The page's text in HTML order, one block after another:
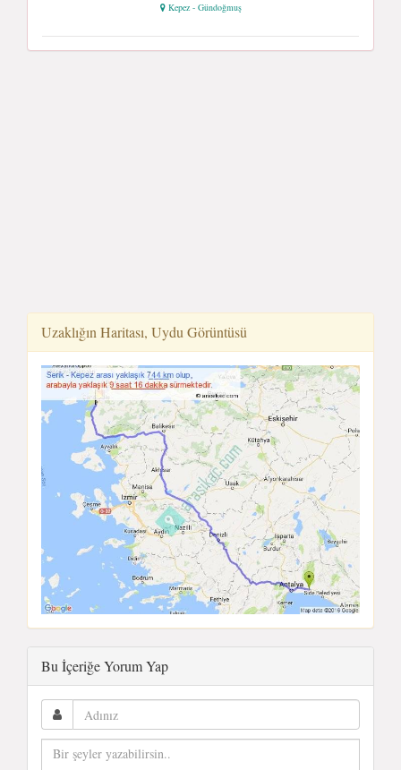
Kepez - Gündoğmuş
Uzaklığın Haritası, Uydu Görüntüsü
Bu İçeriğe Yorum Yap